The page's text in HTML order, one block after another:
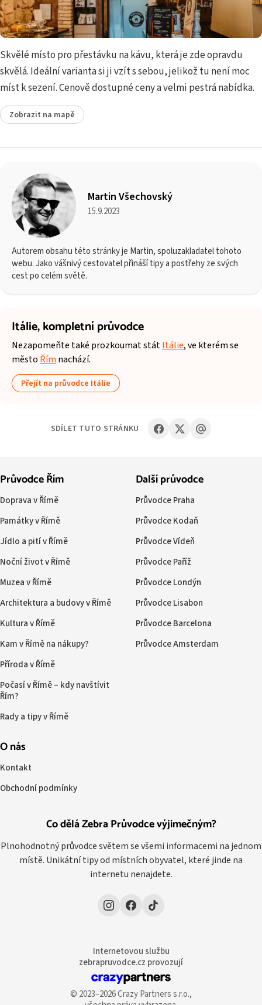
Skvělé místo pro přestávku na kávu, která je zde opravdu
skvělá. Ideální varianta si ji vzít s sebou, jelikož tu není moc
míst k sezení. Cenově dostupné ceny a velmi pestrá nabídka.
Zobrazit na mapě
Martin Všechovský
15.9.2023
Autorem obsahu této stránky je Martin, spoluzakladatel tohoto
webu. Jako vášnivý cestovatel přináší tipy a postřehy ze svých
cest po celém světě.
Itálie,kompletní průvodce
Nezapomeňte také prozkoumat státItálie, ve kterém se
městoŘímnachází.
Přejít na průvodce Itálie
SDÍLET TUTO STRÁNKU
Co dělá Zebra Průvodce výjimečným?
Plnohodnotný průvodce světem se všemi informacemi na jednom
místě. Unikátní tipy od místních obyvatel, které jinde na
internetu nenajdete.
Průvodce Řím
Doprava v Římě
Památky v Římě
Jídlo a pití v Římě
Noční život v Římě
Muzea v Římě
Architektura a budovy v Římě
Kultura v Římě
Kam v Římě na nákupy?
Příroda v Římě
Počasí v Římě – kdy navštívit
Řím?
Rady a tipy v Římě
Další průvodce
Průvodce Praha
Průvodce Kodaň
Průvodce Vídeň
Průvodce Paříž
Průvodce Londýn
Průvodce Lisabon
Průvodce Barcelona
Průvodce Amsterdam
O nás
Kontakt
Obchodní podmínky
Internetovou službu
zebrapruvodce.cz provozují
© 2023–2026 Crazy Partners s.r.o.,